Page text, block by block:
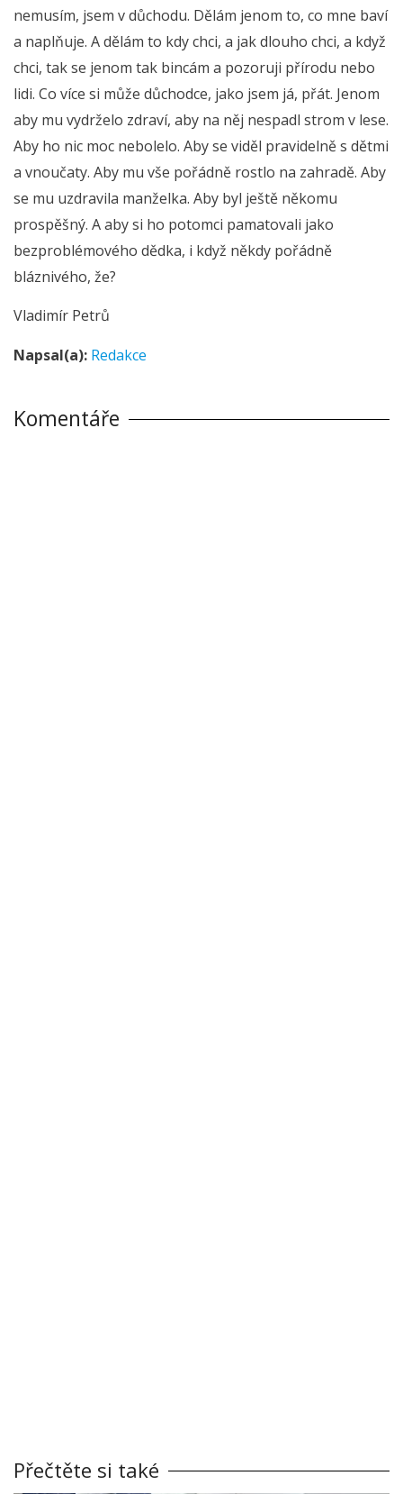
nemusím, jsem v důchodu. Dělám jenom to, co mne baví
a naplňuje. A dělám to kdy chci, a jak dlouho chci, a když
chci, tak se jenom tak bincám a pozoruji přírodu nebo
lidi. Co více si může důchodce, jako jsem já, přát. Jenom
aby mu vydrželo zdraví, aby na něj nespadl strom v lese.
Aby ho nic moc nebolelo. Aby se viděl pravidelně s dětmi
a vnoučaty. Aby mu vše pořádně rostlo na zahradě. Aby
se mu uzdravila manželka. Aby byl ještě někomu
prospěšný. A aby si ho potomci pamatovali jako
bezproblémového dědka, i když někdy pořádně
bláznivého, že?
Vladimír Petrů
Napsal(a): Redakce
Komentáře
Přečtěte si také